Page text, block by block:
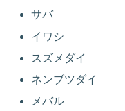
サバ
イワシ
スズメダイ
ネンブツダイ
メバル